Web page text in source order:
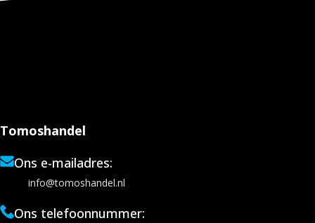
Tomoshandel
Ons e-mailadres:
info@tomoshandel.nl
Ons telefoonnummer: